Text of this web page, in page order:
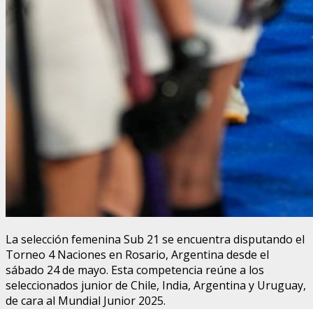
La selección femenina Sub 21 se encuentra disputando el
Torneo 4 Naciones en Rosario, Argentina desde el
sábado 24 de mayo. Esta competencia reúne a los
seleccionados junior de Chile, India, Argentina y Uruguay,
de cara al Mundial Junior 2025.